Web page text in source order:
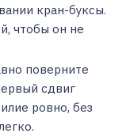
кран-буксы.
чтобы он не
поверните
сдвиг
ровно, без